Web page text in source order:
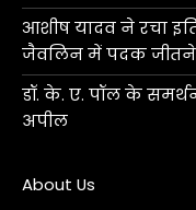
आशीष यादव ने रचा
जैवलिन में पदक जीतने
डॉ. के. ए. पॉल के
अपील
About Us